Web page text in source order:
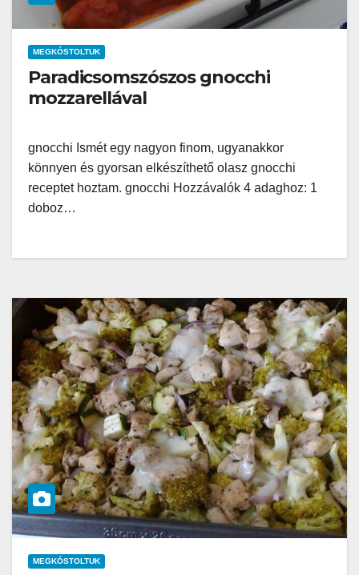
MEGKÓSTOLTUK
Paradicsomszószos gnocchi
mozzarellával
gnocchi Ismét egy nagyon finom, ugyanakkor
könnyen és gyorsan elkészíthető olasz gnocchi
receptet hoztam. gnocchi Hozzávalók 4 adaghoz: 1
doboz…
MEGKÓSTOLTUK